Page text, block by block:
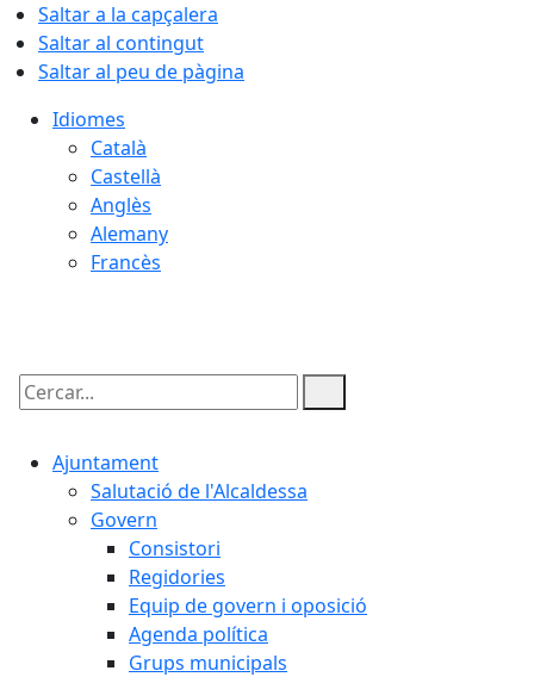
Saltar a la capçalera
Saltar al contingut
Saltar al peu de pàgina
Idiomes
Català
Castellà
Anglès
Alemany
Francès
Cercar:
Ajuntament
Salutació de l'Alcaldessa
Govern
Consistori
Regidories
Equip de govern i oposició
Agenda política
Grups municipals